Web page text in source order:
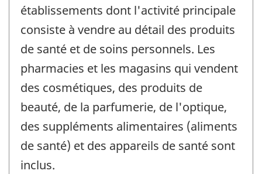
établissements dont l'activité principale
consiste à vendre au détail des produits
de santé et de soins personnels. Les
pharmacies et les magasins qui vendent
des cosmétiques, des produits de
beauté, de la parfumerie, de l'optique,
des suppléments alimentaires (aliments
de santé) et des appareils de santé sont
inclus.